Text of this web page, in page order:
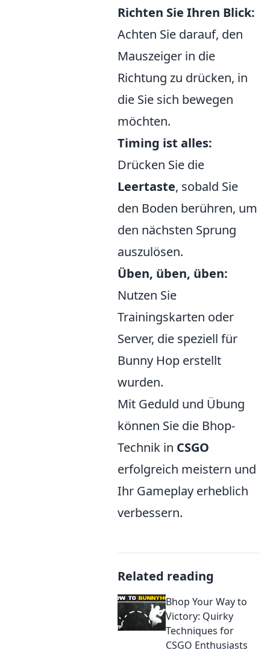
Richten Sie Ihren Blick:
Achten Sie darauf, den
Mauszeiger in die
Richtung zu drücken, in
die Sie sich bewegen
möchten.
Timing ist alles:
Drücken Sie die
Leertaste, sobald Sie
den Boden berühren, um
den nächsten Sprung
auszulösen.
Üben, üben, üben:
Nutzen Sie
Trainingskarten oder
Server, die speziell für
Bunny Hop erstellt
wurden.
Mit Geduld und Übung
können Sie die Bhop-
Technik in CSGO
erfolgreich meistern und
Ihr Gameplay erheblich
verbessern.
Related reading
Bhop Your Way to
Victory: Quirky
Techniques for
CSGO Enthusiasts